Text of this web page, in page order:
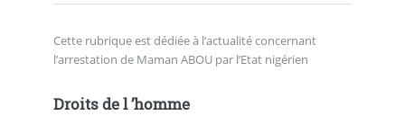
Cette rubrique est dédiée à l’actualité concernant
l’arrestation de Maman ABOU par l’Etat nigérien
Droits de l ’homme